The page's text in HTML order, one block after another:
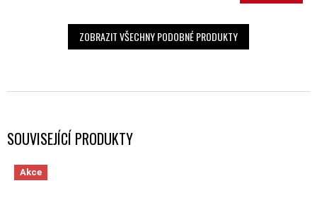
SOUVISEJÍCÍ PRODUKTY
Akce
ZOBRAZIT VŠECHNY PODOBNÉ PRODUKTY